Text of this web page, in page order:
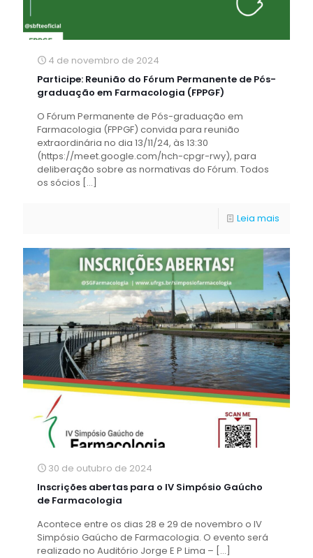
4 de novembro de 2024
Participe: Reunião do Fórum Permanente de Pós-
graduação em Farmacologia (FPPGF)
O Fórum Permanente de Pós-graduação em
Farmacologia (FPPGF) convida para reunião
extraordinária no dia 13/11/24, às 13:30
(https://meet.google.com/hch-cpgr-rwy), para
deliberação sobre as normativas do Fórum. Todos
os sócios […]
Leia mais
30 de outubro de 2024
Inscrições abertas para o IV Simpósio Gaúcho
de Farmacologia
Acontece entre os dias 28 e 29 de novembro o IV
Simpósio Gaúcho de Farmacologia. O evento será
realizado no Auditório Jorge E P Lima – […]